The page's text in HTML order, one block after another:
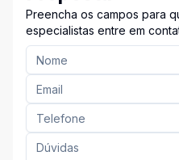
Preencha os campos para
especialistas entre em